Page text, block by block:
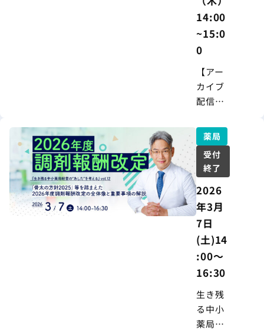
14:00
~15:0
0
【アー
カイブ
配信
料セミ
ナー｜
令和8年
度 税制
改正を
機に考
える！
「出
口」を
見据え
た経営
者が今
できる
準備
薬局
受付
終了
2026
年3月
7日
(土)14
:00～
16:30
生き残
る中小
薬局経